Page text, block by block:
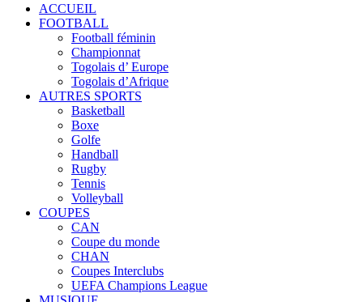
ACCUEIL
FOOTBALL
Football féminin
Championnat
Togolais d’ Europe
Togolais d’Afrique
AUTRES SPORTS
Basketball
Boxe
Golfe
Handball
Rugby
Tennis
Volleyball
COUPES
CAN
Coupe du monde
CHAN
Coupes Interclubs
UEFA Champions League